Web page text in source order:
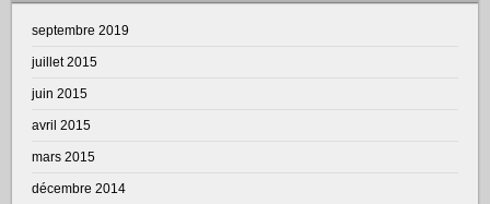
septembre 2019
juillet 2015
juin 2015
avril 2015
mars 2015
décembre 2014